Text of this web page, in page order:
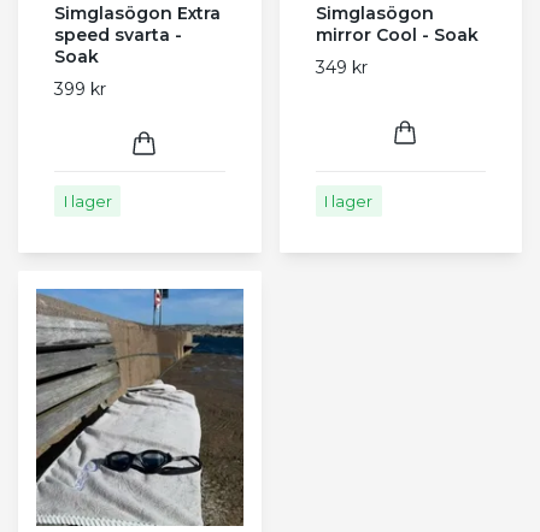
Simglasögon Extra
speed svarta -
Soak
399 kr
I lager
Simglasögon
mirror Cool - Soak
349 kr
I lager